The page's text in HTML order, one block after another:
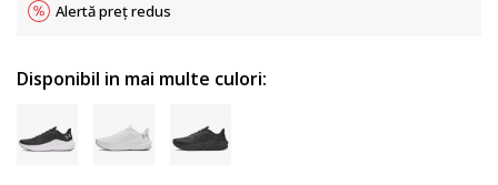
Alertă preț redus
Disponibil in mai multe culori: